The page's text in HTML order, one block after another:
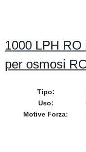
1000 LPH
per osmosi
Tipo:
Uso:
Motive Forza: